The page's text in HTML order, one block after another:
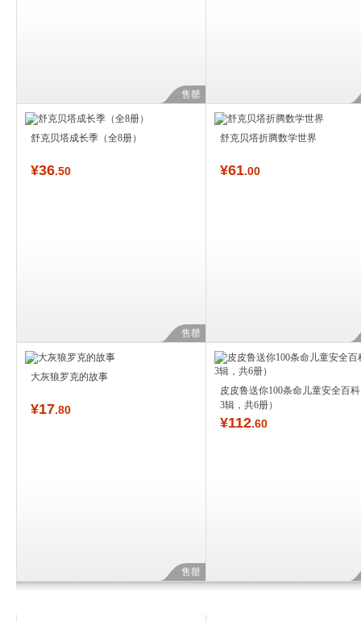
售罄
舒克贝塔成长季（全8册）
¥36.50
售罄
舒克贝塔折腾数学世界
¥61.00
大灰狼罗克的故事
¥17.80
售罄
皮皮鲁送你100条命儿童安全百
3辑，共6册）
¥112.60